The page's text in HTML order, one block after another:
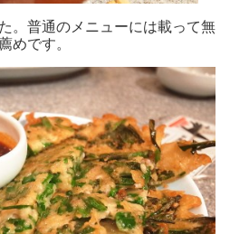
。普通のメニューには載って無
めです。